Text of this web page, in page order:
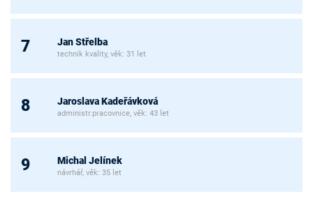
7 Jan Střelba
technik kvality, věk: 31 let
8 Jaroslava Kadeřávková
administr.pracovnice, věk: 43 let
9 Michal Jelínek
návrhář, věk: 35 let